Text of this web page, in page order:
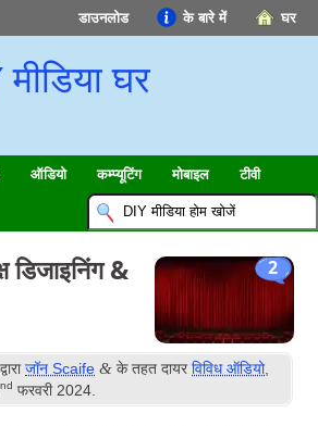
घर
के बारे में
डाउनलोड
मीडिया घर
ऑडियो कम्प्यूटिंग मोबाइल टीवी
2
डिजाइनिंग &
द्वाराजॉन Scaife & के तहत दायरविविध ऑडियो,
nd फरवरी 2024.